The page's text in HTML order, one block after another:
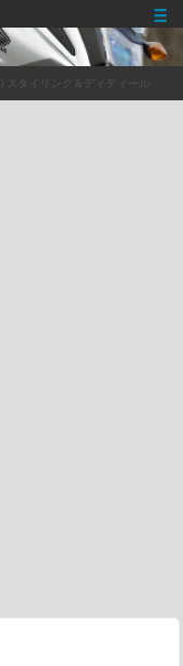
スタイリング＆ディティール